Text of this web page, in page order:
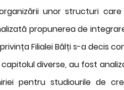
unor structuri
propunerea de
Filialei Bălți s-a decis
capitolul diverse, au fost
pentru studiourile de